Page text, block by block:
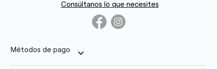
Consúltanos lo que necesites
Métodos de pago keyboard_arrow_down